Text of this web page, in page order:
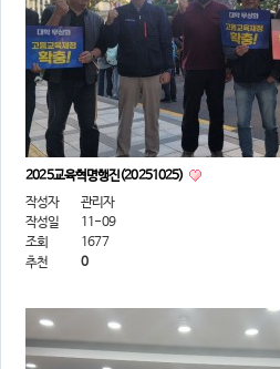
2025교육혁명행진(20251025)
작성자
관리자
작성일
11-09
조회
1677
추천
0